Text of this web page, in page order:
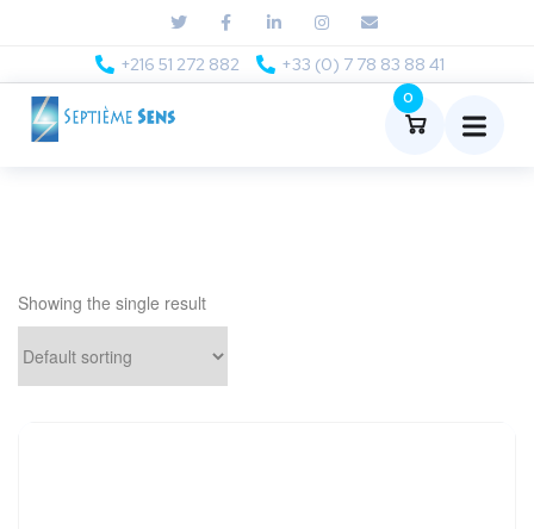
+216 51 272 882 +33 (0) 7 78 83 88 41
0
Showing the single result